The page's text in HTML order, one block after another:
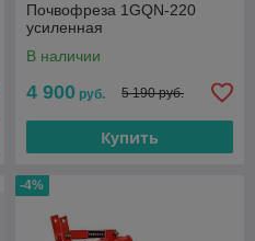
Почвофреза 1GQN-220
усиленная
В наличии
4 900 руб. 5 190 руб.
Купить
-4%